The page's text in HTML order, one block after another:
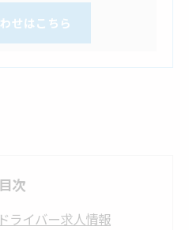
せはこちら
目次
ライバー求人情報